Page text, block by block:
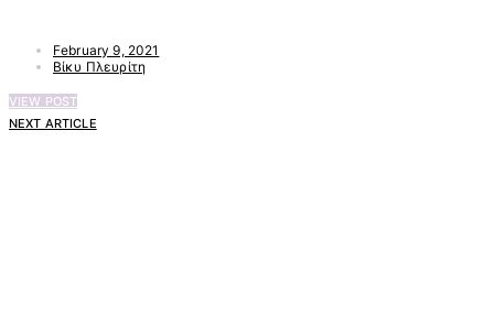
February 9, 2021
Βίκυ Πλευρίτη
VIEW POST
NEXT ARTICLE